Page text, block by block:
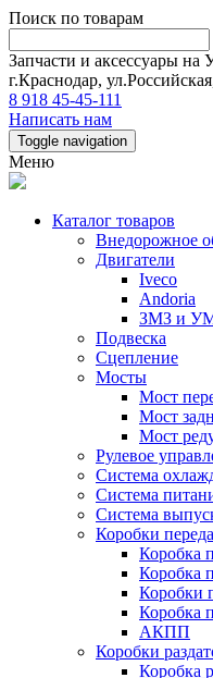
Поиск по товарам
Запчасти и аксессуары
г.Краснодар,
8 918 45-45-111
Написать нам
Toggle navigation
Меню
Каталог товаров
Внедорожное
Двигатели
Iveco
Andoria
ЗМЗ и
Подвеска
Сцепление
Мосты
Мост
Мост
Мост
Рулевое
Система
Система
Система
Коробки
Коробка
Коробка
Коробки
Коробка
АКПП
Коробки
Коробка